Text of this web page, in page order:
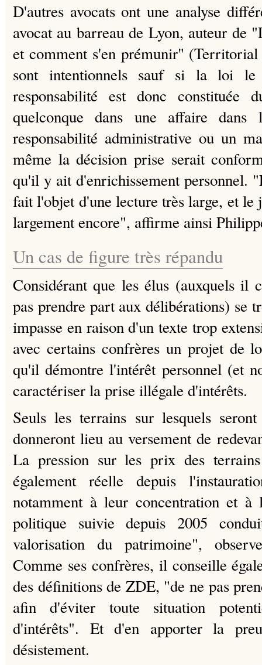
D'autres avocats ont une analyse
avocat au barreau de Lyon, auteur de
et comment s'en prémunir"
sont intentionnels sauf si la loi le
responsabilité est donc
quelconque dans une affaire
responsabilité administrative ou un
même la décision prise serait
qu'il y ait d'enrichissement personnel.
fait l'objet d'une lecture très large, et le
largement encore", affirme ainsi
Un cas de figure très répandu
Considérant que les élus (auxquels il
pas prendre part aux délibérations) se
impasse en raison d'un texte trop
avec certains confrères un projet de
qu'il démontre l'intérêt personnel (et
caractériser la prise illégale d'intérêts.
Seuls les terrains sur lesquels
donneront lieu au versement de
La pression sur les prix des
également réelle depuis
notamment à leur concentration et
politique suivie depuis 2005
valorisation du patrimoine",
Comme ses confrères, il conseille
des définitions de ZDE, "de ne pas
afin d'éviter toute situation
d'intérêts". Et d'en apporter la
désistement.